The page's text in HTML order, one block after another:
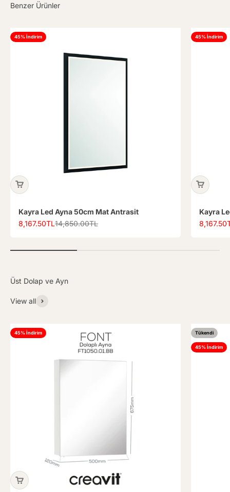
45% İndirim
Kayra Led Ayna 50cm Mat Antrasit
İndirimli fiyat
8,167.50TLNormal fiyat
14,850.00TL
45% İndirim
Kayra
İndirimli
View all
45% İndirim Tükendi
45% İndirim